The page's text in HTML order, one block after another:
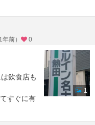
前） 0
飲食店も
すぐに有
1